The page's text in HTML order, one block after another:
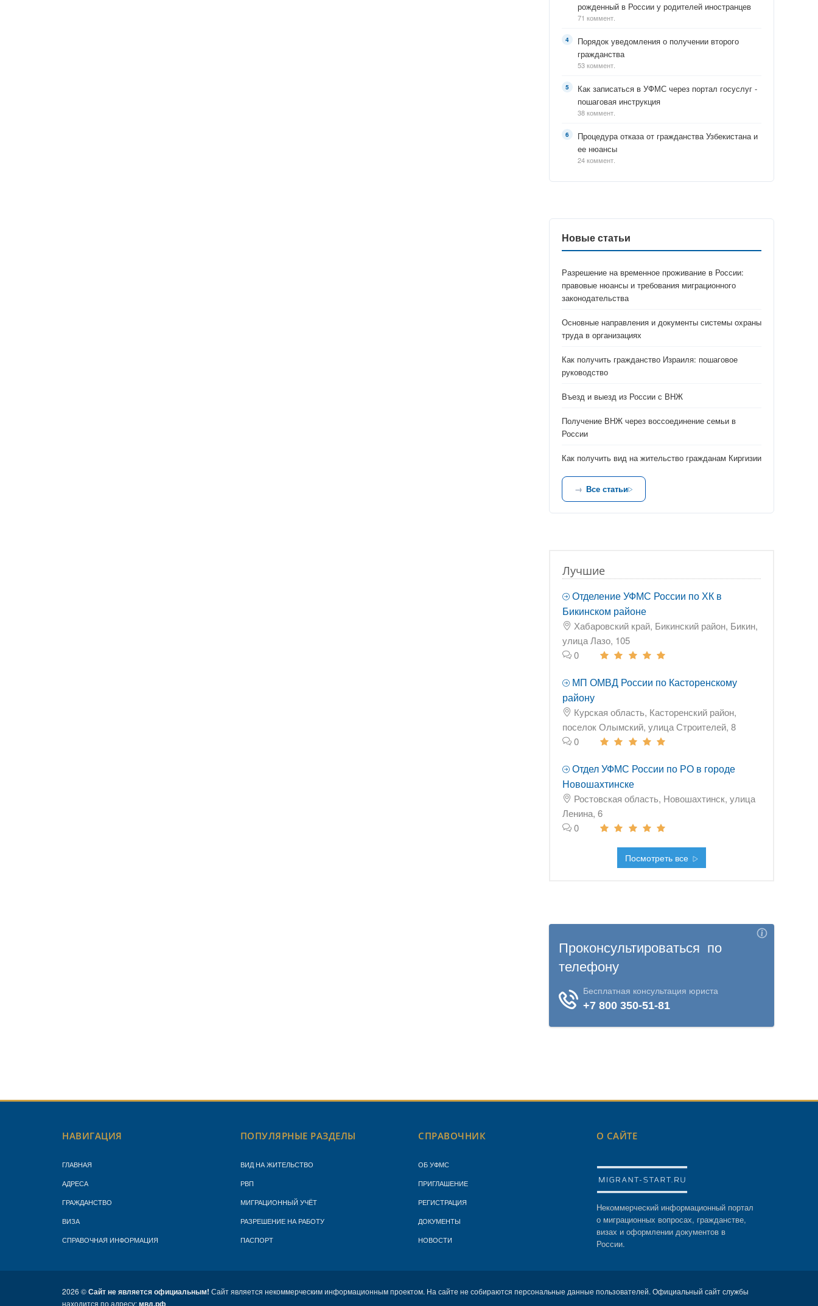
рожденный в России у родителей иностранцев
71 коммент.
Порядок уведомления о получении второго
гражданства
53 коммент.
Как записаться в УФМС через портал госуслуг -
пошаговая инструкция
38 коммент.
Процедура отказа от гражданства Узбекистана и
ее нюансы
24 коммент.
Новые статьи
Разрешение на временное проживание в России:
правовые нюансы и требования миграционного
законодательства
Основные направления и документы системы охраны
труда в организациях
Как получить гражданство Израиля: пошаговое
руководство
Въезд и выезд из России с ВНЖ
Получение ВНЖ через воссоединение семьи в
России
Как получить вид на жительство гражданам Киргизии
Все статьи
Лучшие
Отделение УФМС России по ХК в
Бикинском районе
Хабаровский край, Бикинский район, Бикин,
улица Лазо, 105
0
МП ОМВД России по Касторенскому
району
Курская область, Касторенский район,
поселок Олымский, улица Строителей, 8
0
Отдел УФМС России по РО в городе
Новошахтинске
Ростовская область, Новошахтинск, улица
Ленина, 6
0
Посмотреть все
НАВИГАЦИЯ
ГЛАВНАЯ
АДРЕСА
ГРАЖДАНСТВО
ВИЗА
СПРАВОЧНАЯ ИНФОРМАЦИЯ
ПОПУЛЯРНЫЕ РАЗДЕЛЫ
ВИД НА ЖИТЕЛЬСТВО
РВП
МИГРАЦИОННЫЙ УЧЁТ
РАЗРЕШЕНИЕ НА РАБОТУ
ПАСПОРТ
СПРАВОЧНИК
ОБ УФМС
ПРИГЛАШЕНИЕ
РЕГИСТРАЦИЯ
ДОКУМЕНТЫ
НОВОСТИ
О САЙТЕ
Некоммерческий информационный портал
о миграционных вопросах, гражданстве,
визах и оформлении документов в
России.
2026 ©Сайт не является официальным! Сайт является некоммерческим информационным проектом. На сайте не собираются персональные данные пользователей. Официальный сайт службы
находится по адресу:мвд.рф